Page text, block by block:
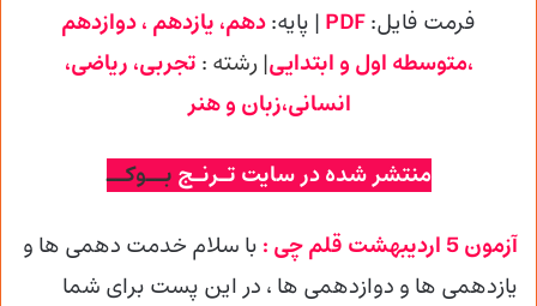
فرمت فایل:PDF | پایه:دهم، یازدهم ، دوازدهم
،متوسطه اول و ابتدایی| رشته : تجربی، ریاضی،
انسانی،زبان و هنر
منتشر شده در سایت تـرنـج بــوکــ
آزمون 5 اردیبهشت قلم چی :
با سلام خدمت دهمی ها و
یازدهمی ها و دوازدهمی ها ، در این پست برای شما